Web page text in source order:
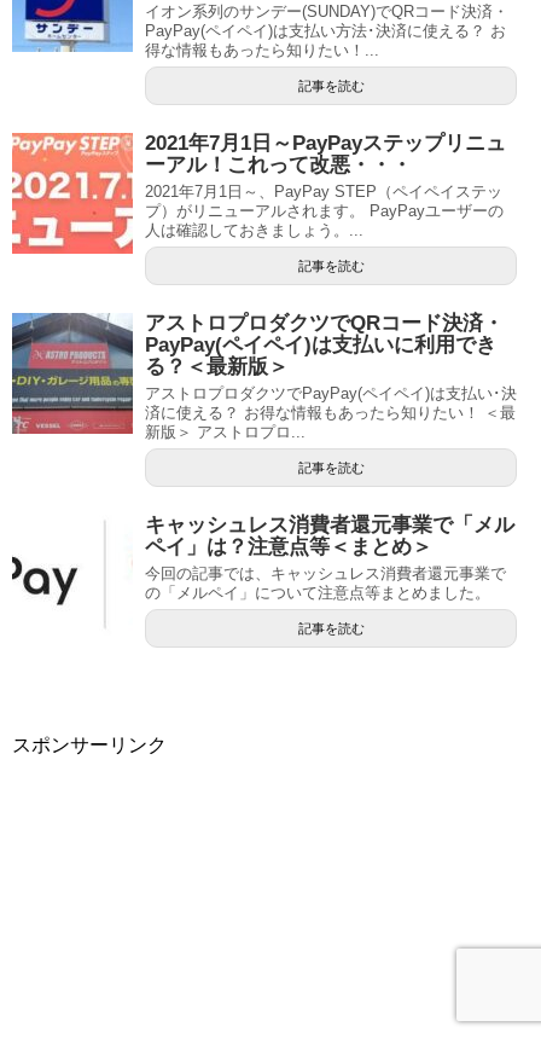
イオン系列のサンデー(SUNDAY)でQRコード決済・
PayPay(ペイペイ)は支払い方法･決済に使える？ お
得な情報もあったら知りたい！...
記事を読む
2021年7月1日～PayPayステップリニュ
ーアル！これって改悪・・・
2021年7月1日～、PayPay STEP（ペイペイステッ
プ）がリニューアルされます。 PayPayユーザーの
人は確認しておきましょう。...
記事を読む
アストロプロダクツでQRコード決済・
PayPay(ペイペイ)は支払いに利用でき
る？＜最新版＞
アストロプロダクツでPayPay(ペイペイ)は支払い･決
済に使える？ お得な情報もあったら知りたい！ ＜最
新版＞ アストロプロ...
記事を読む
キャッシュレス消費者還元事業で「メル
ペイ」は？注意点等＜まとめ＞
今回の記事では、キャッシュレス消費者還元事業で
の「メルペイ」について注意点等まとめました。
記事を読む
スポンサーリンク